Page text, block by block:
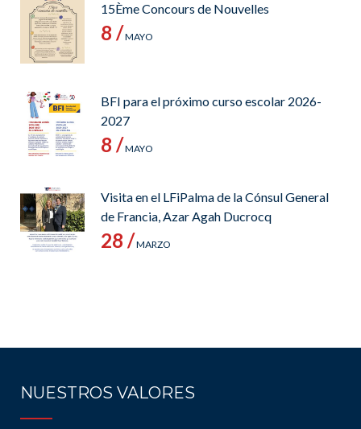
15Ème Concours de Nouvelles
8 /MAYO
BFI para el próximo curso escolar 2026-
2027
8 /MAYO
Visita en el LFiPalma de la Cónsul General
de Francia, Azar Agah Ducrocq
28 /MARZO
NUESTROS VALORES